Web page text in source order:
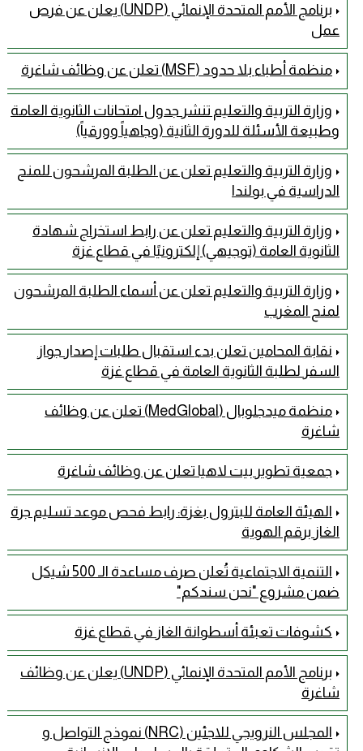
برنامج الأمم المتحدة الإنمائي (UNDP) يعلن عن فرص
عمل
منظمة أطباء بلا حدود (MSF) تعلن عن وظائف شاغرة
وزارة التربية والتعليم تنشر جدول امتحانات الثانوية العامة
وطبيعة الأسئلة للدورة الثانية (وجاهياً وورقياً)
وزارة التربية والتعليم تعلن عن الطلبة المرشحون للمنح
الدراسية في بولندا
وزارة التربية والتعليم تعلن عن رابط استخراج شهادة
الثانوية العامة (توجيهي) إلكترونيًا في قطاع غزة
وزارة التربية والتعليم تعلن عن أسماء الطلبة المرشحون
لمنح المغرب
نقابة المحامين تعلن بدء استقبال طلبات إصدار جواز
السفر لطلبة الثانوية العامة في قطاع غزة
منظمة ميدجلوبال (MedGlobal) تعلن عن وظائف
شاغرة
جمعية تطوير بيت لاهيا تعلن عن وظائف شاغرة
الهيئة العامة للبترول بغزة: رابط فحص موعد تسليم جرة
الغاز برقم الهوية
التنمية الاجتماعية تُعلن صرف مساعدة الـ 500 شيكل
ضمن مشروع "نحن سندكم"
كشوفات تعبئة أسطوانة الغاز في قطاع غزة
برنامج الأمم المتحدة الإنمائي (UNDP) يعلن عن وظائف
شاغرة
المجلس النرويجي للاجئين (NRC) نموذج التواصل و